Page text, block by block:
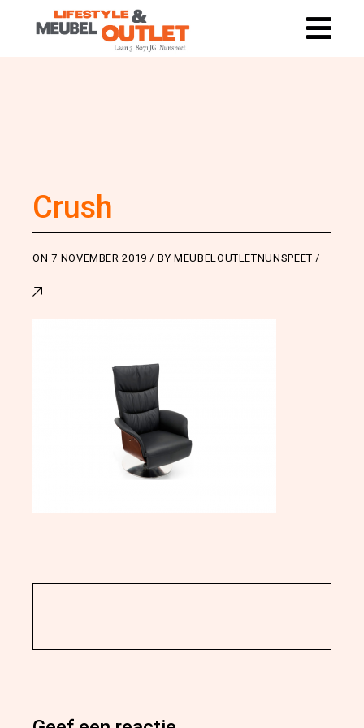
Crush
ON7 NOVEMBER 2019 BY MEUBELOUTLETNUNSPEET